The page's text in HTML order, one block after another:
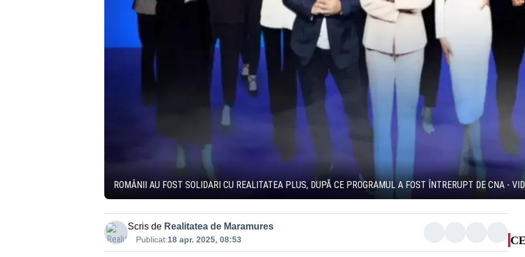
ROMÂNII AU FOST SOLIDARI CU REALITATEA PLUS, DUPĂ CE PROGRAMUL A FOST ÎNTRERUPT DE CNA -
Scris de Realitatea de Maramures
Publicat:18 apr. 2025, 08:53